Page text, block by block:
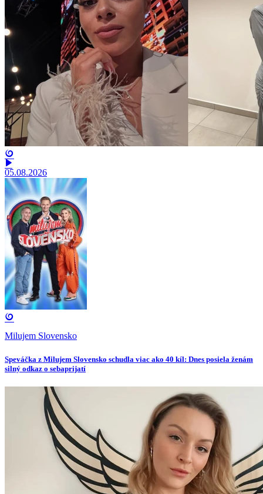
05.08.2026
Milujem Slovensko
Speváčka z Milujem Slovensko schudla viac ako 40 kíl: Dnes posiela ženám
silný odkaz o sebaprijatí